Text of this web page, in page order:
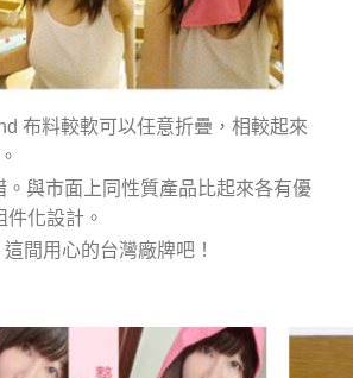
布料較軟可以任意折疊，相較起來
與市面上同性質產品比起來各有優
化設計。
間用心的台灣廠牌吧！